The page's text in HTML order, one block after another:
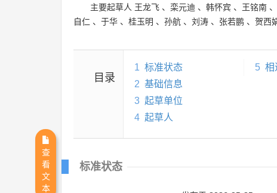
主要起草人 王龙飞 、 栾元迪 、 韩怀宾 、 王铭南 、
自仁 、 于华 、 桂玉明 、 孙航 、 刘涛 、 张若鹏 、 贺西
目录
1 标准状态
2 基础信息
3 起草单位
4 起草人
5 相
标准状态
查
看
文
本